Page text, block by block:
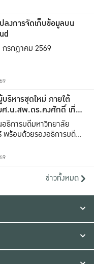
ลงการจัดเก็บข้อมูลบน
กรกฎาคม 2569
ริหารชุดใหม่ ภายใต้
ศ.น.สพ.ดร.คงศักดิ์ เที่ยง
ธิการบดีมหาวิทยาลัย
พร้อมด้วยรองอธิการบดีทั้ง
ข่าวทั้งหมด